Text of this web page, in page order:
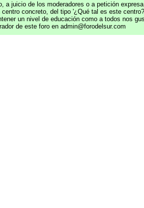
juicio de los moderadores o a petición
concreto, del tipo '¿Qué tal es este
un nivel de educación como a todos nos
de este foro en admin@forodelsur.com